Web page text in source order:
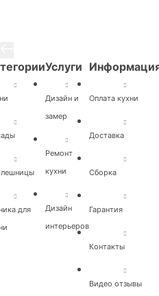
для
Услуги
Дизайн и
замер
Ремонт
кухни
Дизайн
интерьеров
Оплата кухни
Доставка
Cборка
Гарантия
Контакты
Видео отзывы